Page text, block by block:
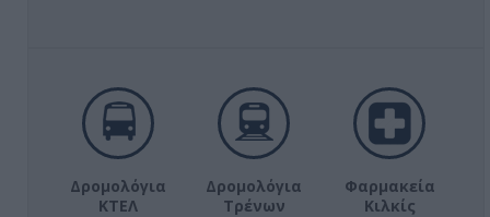
Δρομολόγια
ΚΤΕΛ
Δρομολόγια
Τρένων
Φαρμακεία
Κιλκίς